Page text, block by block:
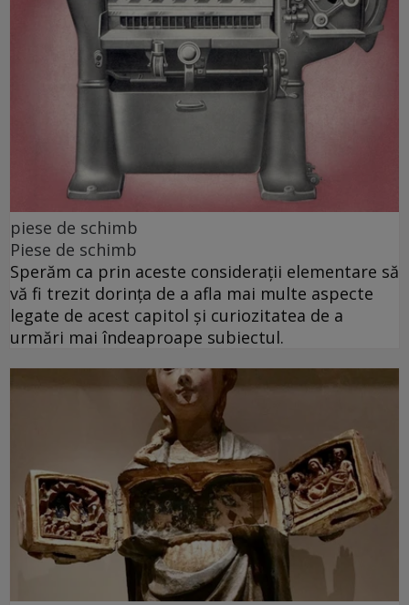
piese de schimb
Piese de schimb
Sperăm ca prin aceste considerații elementare să
vă fi trezit dorința de a afla mai multe aspecte
legate de acest capitol și curiozitatea de a
urmări mai îndeaproape subiectul.